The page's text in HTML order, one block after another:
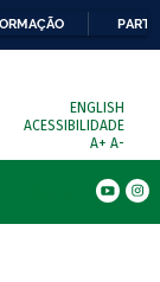
ENGLISH
ACESSIBILIDADE
A+ A-